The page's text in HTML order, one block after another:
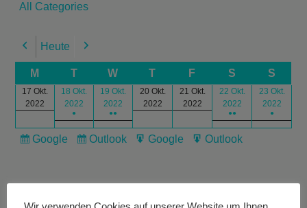
All Categories
Previous
Heute Next
M T W T F S S
17 Okt.
2022
18 Okt.
2022
●
19 Okt.
2022
●●
20 Okt.
2022
21 Okt.
2022
22 Okt.
2022
●●
23 Okt.
2022
●
Subscribe
Google
Subscribe
Outlook
Export
Google
Export
Outlook